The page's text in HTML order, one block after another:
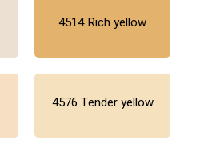
4514 Rich yellow
4576 Tender yellow